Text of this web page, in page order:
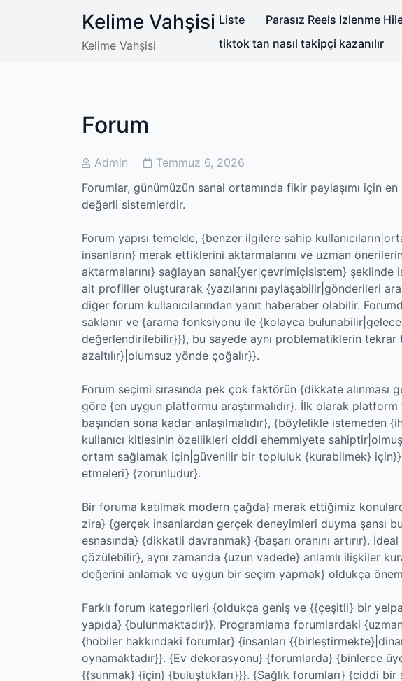
Kelime Vahşisi
Kelime Vahşisi
Liste Parasız Reels Izlenme
tiktok tan nasıl takipçi kazanılır
Forum
PostAdmin
PostTemmuz 6, 2026
Forumlar, günümüzün sanal ortamında fikir paylaşımı için
değerli sistemlerdir.
Forum yapısı temelde, {benzer ilgilere sahip
insanların} merak ettiklerini aktarmalarını ve uzman
aktarmalarını} sağlayan sanal{yer|çevrimiçisistem} şeklinde
ait profiller oluşturarak {yazılarını paylaşabilir|gönderileri
diğer forum kullanıcılarından yanıt haberaber olabilir.
saklanır ve {arama fonksiyonu ile {kolayca
değerlendirilebilir}}}, bu sayede aynı problematiklerin tekrar
azaltılır}|olumsuz yönde çoğalır}}.
Forum seçimi sırasında pek çok faktörün {dikkate alınması
göre {en uygun platformu araştırmalıdır}. İlk olarak platform
başından sona kadar anlaşılmalıdır}, {böylelikle istemeden
kullanıcı kitlesinin özellikleri ciddi ehemmiyete
ortam sağlamak için|güvenilir bir topluluk {kurabilmek}
etmeleri} {zorunludur}.
Bir foruma katılmak modern çağda} merak ettiğimiz
zira} {gerçek insanlardan gerçek deneyimleri duyma şansı
esnasında} {dikkatli davranmak} {başarı oranını artırır}.
çözülebilir}, aynı zamanda {uzun vadede} anlamlı ilişkiler
değerini anlamak ve uygun bir seçim yapmak} oldukça
Farklı forum kategorileri {oldukça geniş ve {{çeşitli} bir
yapıda} {bulunmaktadır}}. Programlama forumlardaki
{hobiler hakkındaki forumlar} {insanları
oynamaktadır}}. {Ev dekorasyonu} {forumlarda} {binlerce
{{sunmak} {için} {buluştukları}}}. {Sağlık forumları} {ciddi